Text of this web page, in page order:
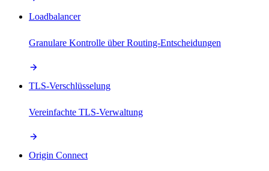
Loadbalancer
Granulare Kontrolle über Routing-Entscheidungen
TLS-Verschlüsselung
Vereinfachte TLS-Verwaltung
Origin Connect